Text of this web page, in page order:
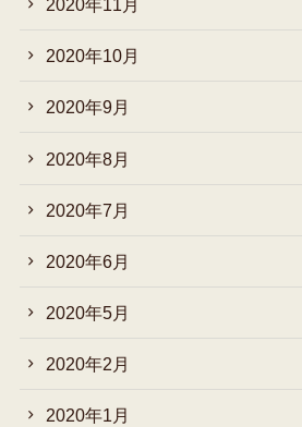
2020年11月
2020年10月
2020年9月
2020年8月
2020年7月
2020年6月
2020年5月
2020年2月
2020年1月